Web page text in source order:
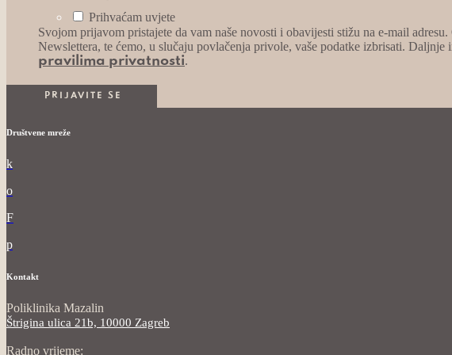
Prihvaćam uvjete
Svojom prijavom pristajete da vam naše novosti i obavijesti stižu na e-mail
Newslettera, te ćemo, u slučaju povlačenja privole, vaše podatke izbrisati. Daljnje
pravilima privatnosti.
Društvene mreže
k
o
F
p
Kontakt
Poliklinika Mazalin
Štrigina ulica 21b, 10000 Zagreb
Radno vrijeme: